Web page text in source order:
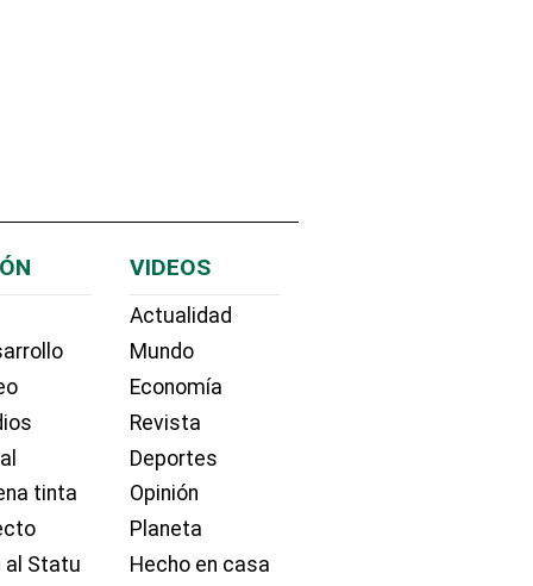
tinta
al Statu
VIDEOS
Actualidad
Mundo
Economía
Revista
Deportes
Opinión
Planeta
Hecho en casa